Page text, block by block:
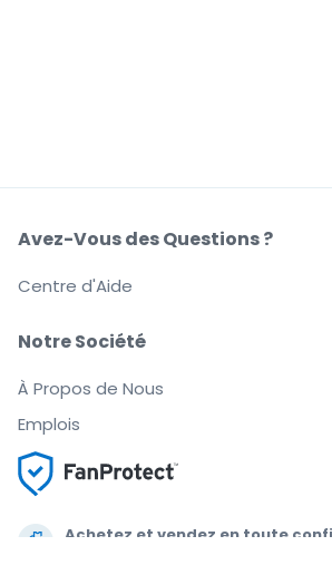
Achetez et vendez en toute
Notre Société
À Propos de Nous
Emplois
Avez-Vous des Questions ?
Centre d'Aide